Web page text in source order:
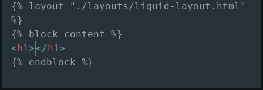
{% layout " . /layouts/liquid - layout . html "
%}
{% block content %}
<h1></h1>
{% endblock %}